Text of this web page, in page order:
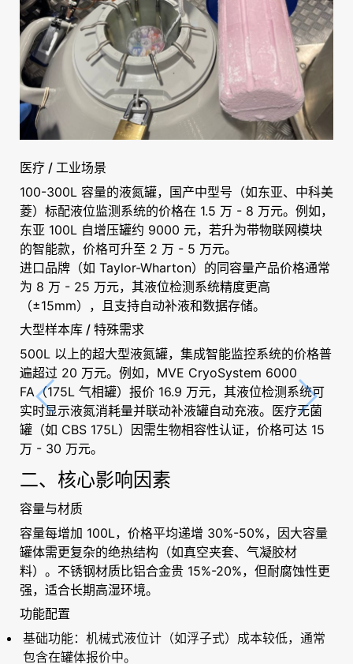
医疗 / 工业场景
100-300L 容量的液氮罐，国产中型号（如东亚、中科美
菱）标配液位监测系统的价格在 1.5 万 - 8 万元。例如，
东亚 100L 自增压罐约 9000 元，若升为带物联网模块
的智能款，价格可升至 2 万 - 5 万元。
进口品牌（如 Taylor-Wharton）的同容量产品价格通常
为 8 万 - 25 万元，其液位检测系统精度更高
（±15mm），且支持自动补液和数据存储。
大型样本库 / 特殊需求
500L 以上的超大型液氮罐，集成智能监控系统的价格普
遍超过 20 万元。例如，MVE CryoSystem 6000
FA（175L 气相罐）报价 16.9 万元，其液位检测系统可
实时显示液氮消耗量并联动补液罐自动充液。医疗无菌
罐（如 CBS 175L）因需生物相容性认证，价格可达 15
万 - 30 万元。
二、核心影响因素
容量与材质
容量每增加 100L，价格平均递增 30%-50%，因大容量
罐体需更复杂的绝热结构（如真空夹套、气凝胶材
料）。不锈钢材质比铝合金贵 15%-20%，但耐腐蚀性更
强，适合长期高湿环境。
功能配置
基础功能：机械式液位计（如浮子式）成本较低，通常
包含在罐体报价中。